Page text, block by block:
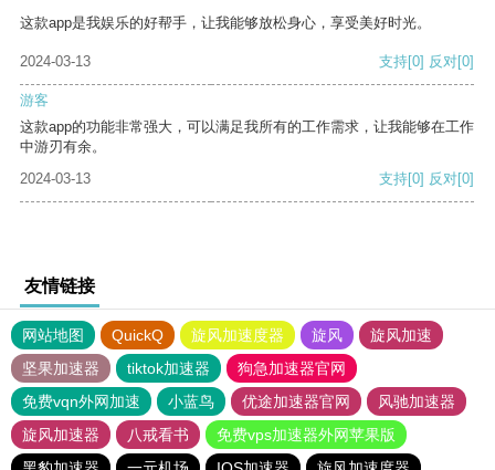
这款app是我娱乐的好帮手，让我能够放松身心，享受美好时光。
2024-03-13 支持[0] 反对[0]
游客
这款app的功能非常强大，可以满足我所有的工作需求，让我能够在工作
中游刃有余。
2024-03-13
支持[0] 反对[0]
友情链接
网站地图 QuickQ 旋风加速度器 旋风
旋风加速
坚果加速器
tiktok加速器
狗急加速器官网
免费vqn外网加速
小蓝鸟 优途加速器官网
风驰加速器
旋风加速器
八戒看书
免费vps加速器外网苹果版